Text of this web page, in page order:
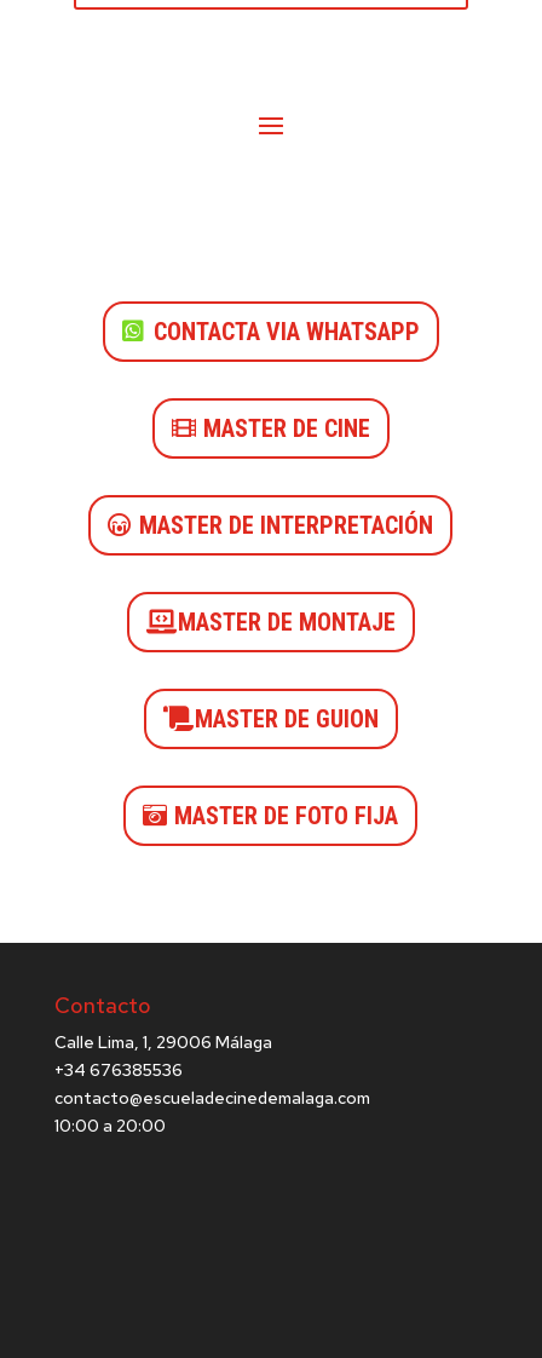
CONTACTA VIA WHATSAPP
MASTER DE CINE
MASTER DE INTERPRETACIÓN
MASTER DE MONTAJE
MASTER DE GUION
MASTER DE FOTO FIJA
Contacto
Calle Lima, 1, 29006 Málaga
+34 676385536
contacto@escueladecinedemalaga.com
10:00 a 20:00